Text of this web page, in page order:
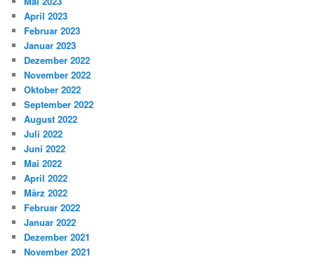
April 2023
Februar 2023
Januar 2023
Dezember 2022
November 2022
Oktober 2022
September 2022
August 2022
Juli 2022
Juni 2022
Mai 2022
April 2022
März 2022
Februar 2022
Januar 2022
Dezember 2021
November 2021